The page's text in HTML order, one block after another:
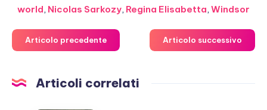
world, Nicolas Sarkozy, Regina Elisabetta, Windsor
Articolo precedente Articolo successivo
Articoli correlati